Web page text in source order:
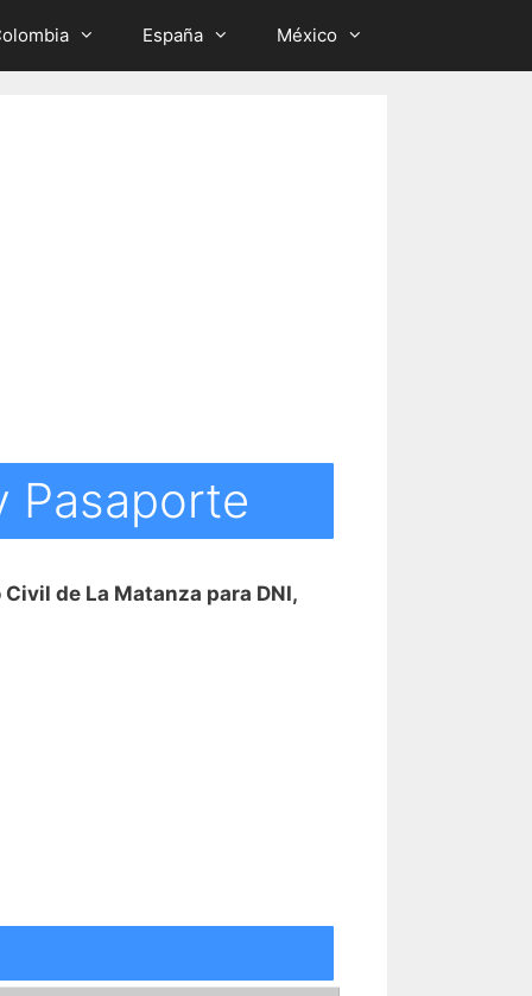
España México
Pasaporte
de La Matanza para DNI,